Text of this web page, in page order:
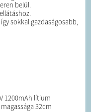
belül.
sokkal gazdaságosabb,
1200mAh lítium
32cm